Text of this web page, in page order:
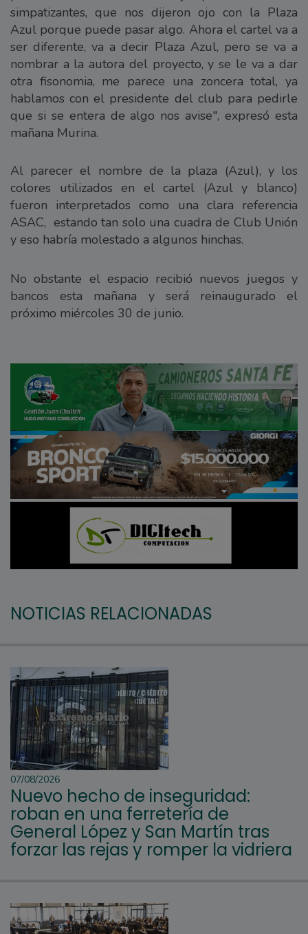
simpatizantes, que nos dijeron ojo con la Plaza
Azul porque puede pasar algo. Ahora el cartel va a
ser diferente, va a decir Plaza Azul, pero se va a
nombrar a la autora del proyecto, y se le va a dar
otra fisonomia, me parece una zoncera total, ya
hablamos con el presidente del club para pedirle
que si se entera de algo nos avise", expresó esta
mañana Murina.
Al parecer el nombre de la plaza (Azul), y los
colores utilizados en el cartel (Azul y blanco)
fueron interpretados como una clara referencia
ASAC, estando tan solo una cuadra de Club Unión
y eso habría molestado a algunos hinchas.
No obstante el espacio recibió nuevos juegos y
bancos esta mañana y será reinaugurado el
próximo miércoles 30 de junio.
NOTICIAS RELACIONADAS
07/08/2026
Nuevo hecho de inseguridad:
roban en una ferretería de
General López y San Martín tras
forzar las rejas y romper la vidriera